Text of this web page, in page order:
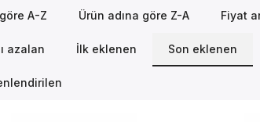
A-Z Ürün adına göre Z-A Fiyat
azalan İlk eklenen Son eklenen